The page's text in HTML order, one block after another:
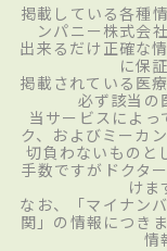
掲載している各種
ンパニー株式会
出来るだけ正確な
に保
掲載されている医
必ず該当の
当サービスによっ
ク、およびミーカ
切負わないものと
手数ですがドクタ
けま
なお、「マイナン
関」の情報につき
情